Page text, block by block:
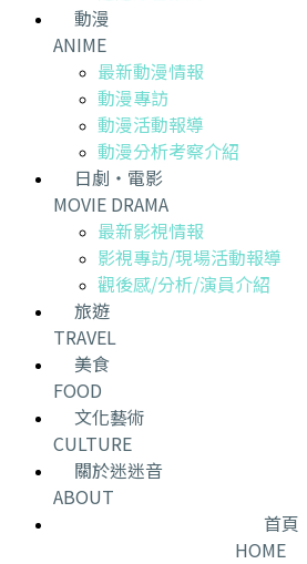
動漫
ANIME
最新動漫情報
動漫專訪
動漫活動報導
動漫分析考察介紹
日劇・電影
MOVIE DRAMA
最新影視情報
影視專訪/現場活動報導
觀後感/分析/演員介紹
旅遊
TRAVEL
美食
FOOD
文化藝術
CULTURE
關於迷迷音
ABOUT
首頁
HOME